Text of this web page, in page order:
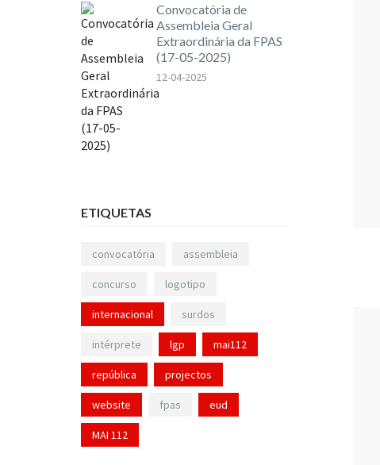
Convocatória de
Assembleia Geral
Extraordinária da FPAS
(17-05-2025)
12-04-2025
ETIQUETAS
convocatória assembleia
concurso logotipo
internacional surdos
intérprete lgp mai112
república projectos
website fpas eud
MAI 112